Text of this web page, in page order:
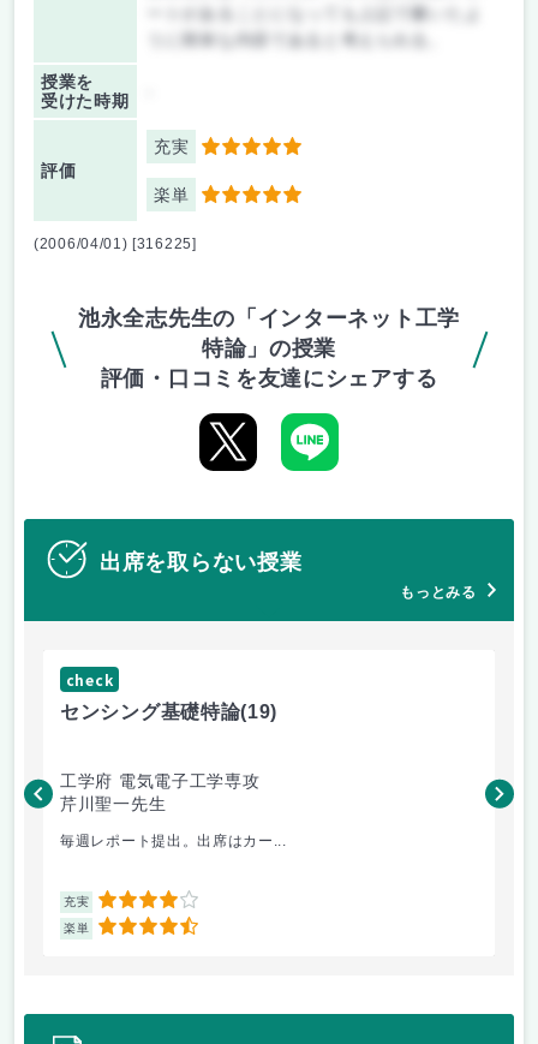
ートがあることになっても上記で書いたよ
うに簡単な内容であると考えられる。
授業を
受けた時期
評価
充実 5
楽単 5
(2006/04/01) [316225]
池永全志先生の「インターネット工学
特論」の授業
評価・口コミを友達にシェアする
出席を取らない授業
もっとみる
check
センシング基礎特論(19)
工学府 電気電子工学専攻
芹川聖一先生
毎週レポート提出。出席はカー...
充実 4
楽単 4.5
池